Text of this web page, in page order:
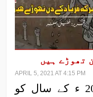
تھوڑے ہیں
APRIL 5, 2021 AT 4:15 PM
|تحریر: فضیل اصغر| 2020 ء کے سال کو